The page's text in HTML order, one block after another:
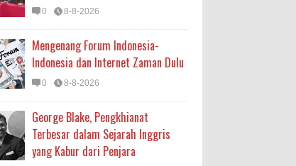
0 8-8-2026
Mengenang Forum Indonesia-
Indonesia dan Internet Zaman Dulu
0 8-8-2026
George Blake, Pengkhianat
Terbesar dalam Sejarah Inggris
yang Kabur dari Penjara